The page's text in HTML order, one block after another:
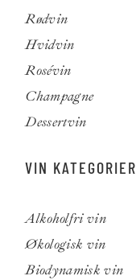
Rødvin
Hvidvin
Rosévin
Champagne
Dessertvin
VIN KATEGORIER
Alkoholfri vin
Økologisk vin
Biodynamisk vin